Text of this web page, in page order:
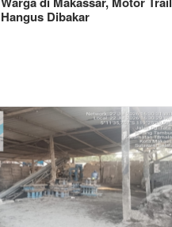
Hangus Dibakar